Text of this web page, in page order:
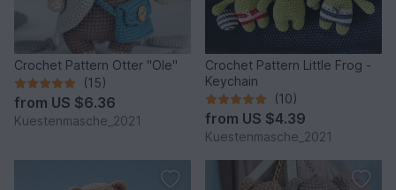
Crochet Pattern Otter "Ole"
(15)
from US $6.36
Kuestenmasche_2021
Crochet Pattern Little Frog -
Keychain
(10)
from US $4.39
Kuestenmasche_2021